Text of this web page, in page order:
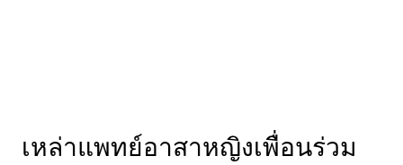
เหล่าแพทย์อาสาหญิงเพื่อนร่วม